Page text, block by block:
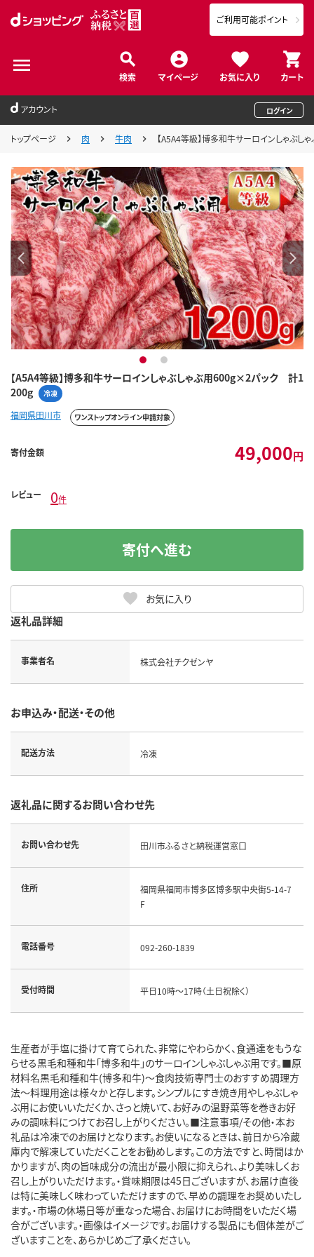
検索 マイページ お気に入り カート
ご利用可能ポイント
アカウント ログイン
トップページ 肉 牛肉 【A5A4等級】博多和牛サーロインしゃぶ
【A5A4等級】博多和牛サーロインしゃぶしゃぶ用600g×2パック 計1
200g
冷凍
1 2
福岡県田川市 ワンストップオンライン申請対象
寄付金額 49,000円
レビュー 0件
お気に入り
寄付へ進む
返礼品詳細
事業者名 株式会社チクゼンヤ
お申込み・配送・その他
配送方法 冷凍
返礼品に関するお問い合わせ先
お問い合わせ先 田川市ふるさと納税運営窓口
住所
福岡県福岡市博多区博多駅中央街5-14-7
F
電話番号 092-260-1839
受付時間 平日10時～17時（土日祝除く）
生産者が手塩に掛けて育てられた、非常にやわらかく、食通達をもうな
らせる黒毛和種和牛「博多和牛」のサーロインしゃぶしゃぶ用です。■原
材料名黒毛和種和牛(博多和牛)～食肉技術専門士のおすすめ調理方
法～料理用途は様々かと存します。シンプルにすき焼き用やしゃぶしゃ
ぶ用にお使いいただくか、さっと焼いて、お好みの温野菜等を巻きお好
みの調味料につけてお召し上がりください。■注意事項/その他・本お
礼品は冷凍でのお届けとなります。お使いになるときは、前日から冷蔵
庫内で解凍していただくことをお勧めします。この方法ですと、時間はか
かりますが、肉の旨味成分の流出が最小限に抑えられ、より美味しくお
召し上がりいただけます。・賞味期限は45日ございますが、お届け直後
は特に美味しく味わっていただけますので、早めの調理をお奨めいたし
ます。・市場の休場日等が重なった場合、お届けにお時間をいただく場
合がございます。・画像はイメージです。お届けする製品にも個体差がご
ざいますことを、あらかじめご了承ください。